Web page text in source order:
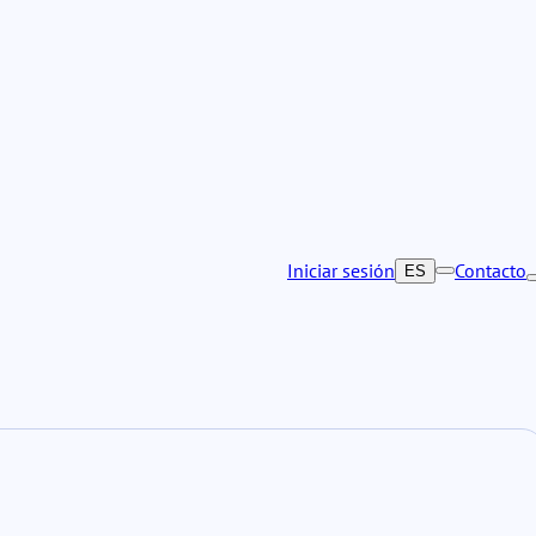
Iniciar sesión ES Contacto